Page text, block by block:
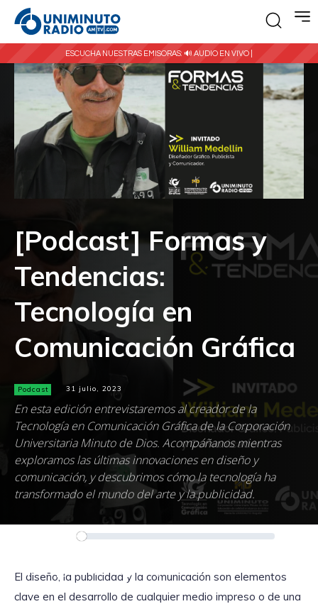
ESCUCHA NUESTRAS EMISORAS: 🔊 AUDIO EN VIVO |
[Podcast] Formas y
Tendencias:
Tecnología en
Comunicación Gráfica
Podcast 31 julio, 2023
En esta edición entrevistaremos al creador de la
Tecnología en Comunicación Gráfica de la Corporación
Universitaria Minuto de Dios. Acompáñanos mientras
exploramos las últimas innovaciones en diseño y
comunicación, y descubrimos cómo la tecnología ha
transformado el mundo del arte y la publicidad.
Reproductor
El diseño, la publicidad y la comunicación son elementos
clave en el desarrollo de cualquier medio impreso o de una